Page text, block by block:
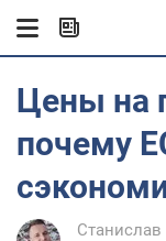
Цены на
почему